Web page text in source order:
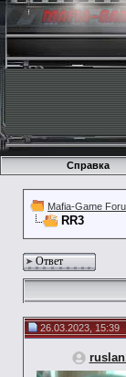
Справка
Mafia-Game
RR3
Ответ
26.03.2023, 15:39